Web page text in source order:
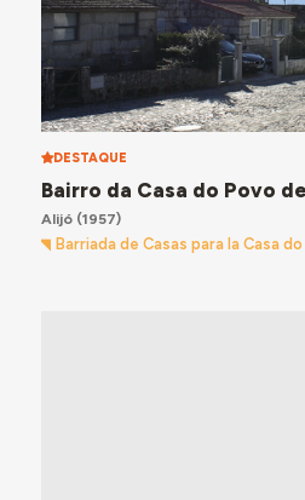
DESTAQUE
Bairro da Casa do Povo
Alijó(1957)
Barriada de Casas para la Casa